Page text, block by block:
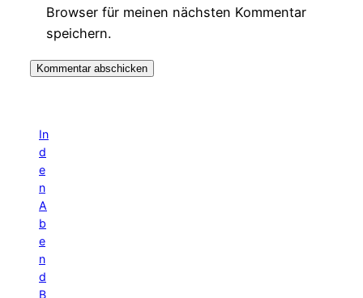
Browser für meinen nächsten Kommentar
speichern.
In
d
e
n
A
b
e
n
d
B